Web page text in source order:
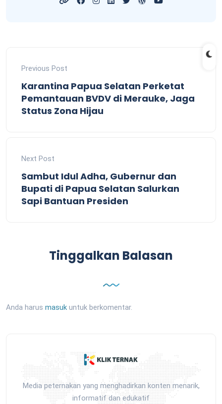
Previous Post
Karantina Papua Selatan Perketat
Pemantauan BVDV di Merauke, Jaga
Status Zona Hijau
Next Post
Sambut Idul Adha, Gubernur dan
Bupati di Papua Selatan Salurkan
Sapi Bantuan Presiden
Tinggalkan Balasan
Anda harus masuk untuk berkomentar.
Media peternakan yang menghadirkan konten menarik,
informatif dan edukatif